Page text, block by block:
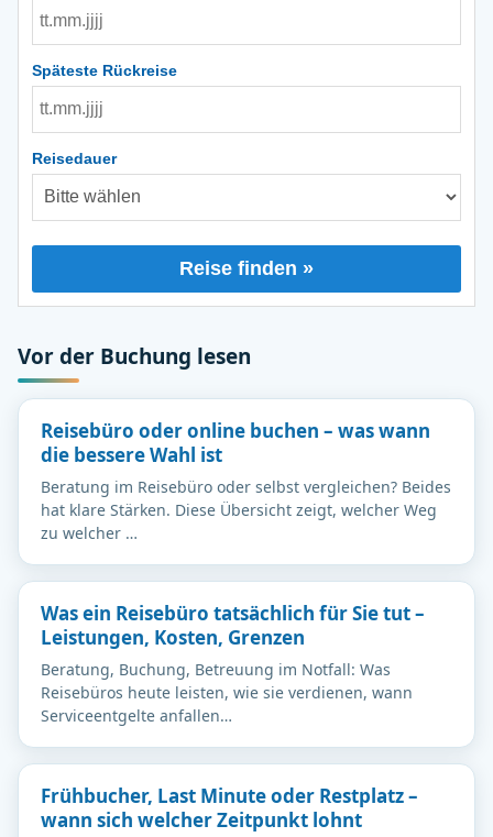
Späteste Rückreise
Reisedauer
Reise finden »
Vor der Buchung lesen
Reisebüro oder online buchen – was wann
die bessere Wahl ist
Beratung im Reisebüro oder selbst vergleichen? Beides
hat klare Stärken. Diese Übersicht zeigt, welcher Weg
zu welcher …
Was ein Reisebüro tatsächlich für Sie tut –
Leistungen, Kosten, Grenzen
Beratung, Buchung, Betreuung im Notfall: Was
Reisebüros heute leisten, wie sie verdienen, wann
Serviceentgelte anfallen…
Frühbucher, Last Minute oder Restplatz –
wann sich welcher Zeitpunkt lohnt